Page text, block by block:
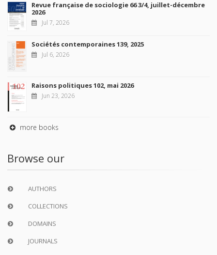
Revue française de sociologie 66 3/4, juillet-décembre
2026
Jul 7, 2026
Sociétés contemporaines 139, 2025
Jul 6, 2026
Raisons politiques 102, mai 2026
Jun 23, 2026
more books
Browse our
AUTHORS
COLLECTIONS
DOMAINS
JOURNALS